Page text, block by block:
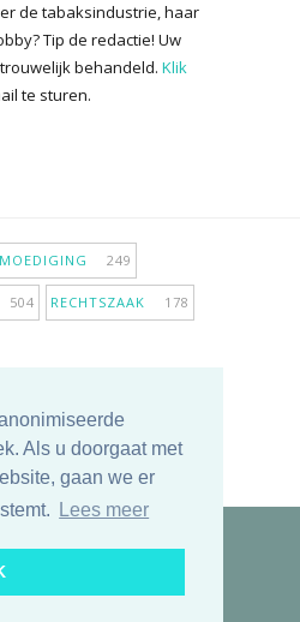
Als u doorgaat met
gaan we er
Lees meer
de tabaksindustrie, haar
Tip de redactie! Uw
behandeld. Klik
te sturen.
249
504 RECHTSZAAK 178
307 ONDERZOEK
- Rookpreventie Jeugd